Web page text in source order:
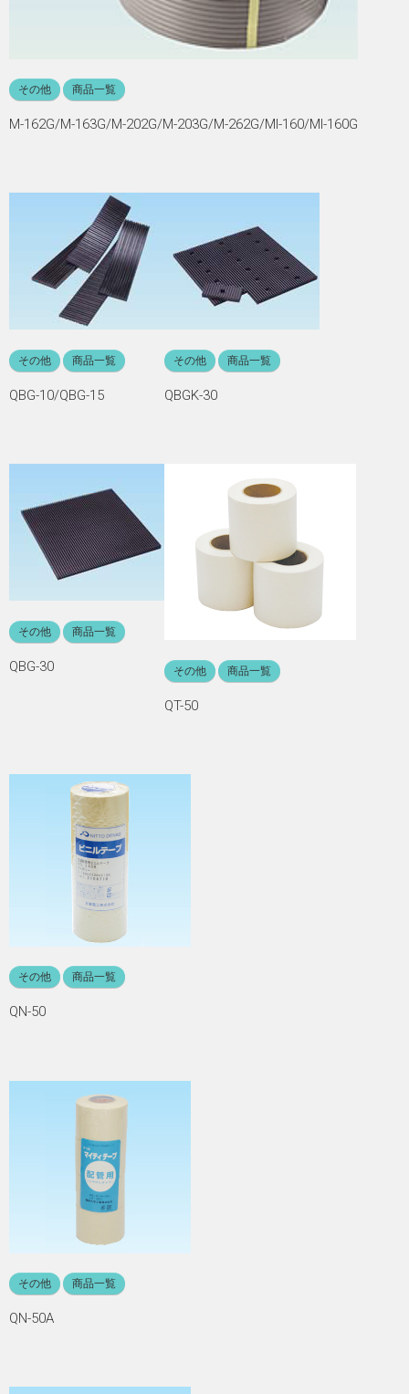
その他 商品一覧
M-162G/M-163G/M-202G/M-203G/M-262G/MI-160/MI-160G
その他 商品一覧
QBG-10/QBG-15
その他 商品一覧
QBGK-30
その他 商品一覧
QBG-30 その他 商品一覧
QT-50
その他 商品一覧
QN-50
その他 商品一覧
QN-50A